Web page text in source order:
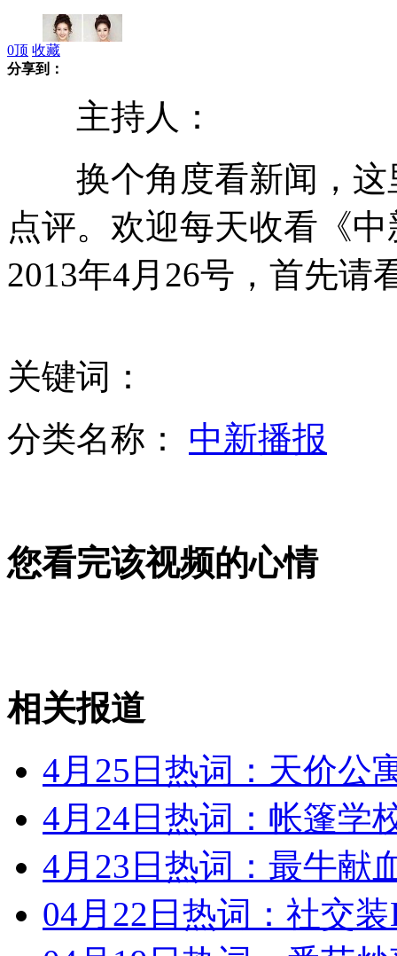
我国首部<旅游法>表决通过 严控景区门票涨价
男子盯美女胸部称“用眼睛强奸你” 女子获赔500元
男子上山捕鸟用录音机放鸟叫声 被当成鸟挨枪
男子因“长得像通缉犯” 办通行证迟迟未批
国新办:芦山地震和汶川地震是孤立事件
女孩北京地铁殴打老人 痛下狠手拳打脚踢
无痛分娩是否安全 医生回应
外交部：反对强权政治霸凌主义
外交部：有关国家言论片面不公正
0顶 收藏
分享到：
主持人：
换个角度看新闻，这
点评。欢迎每天收看《
2013年4月26号，首先请
关键词：
分类名称： 中新播报
您看完该视频的心情
相关报道
4月25日热词：天价公
4月24日热词：帐篷学
4月23日热词：最牛献
04月22日热词：社交